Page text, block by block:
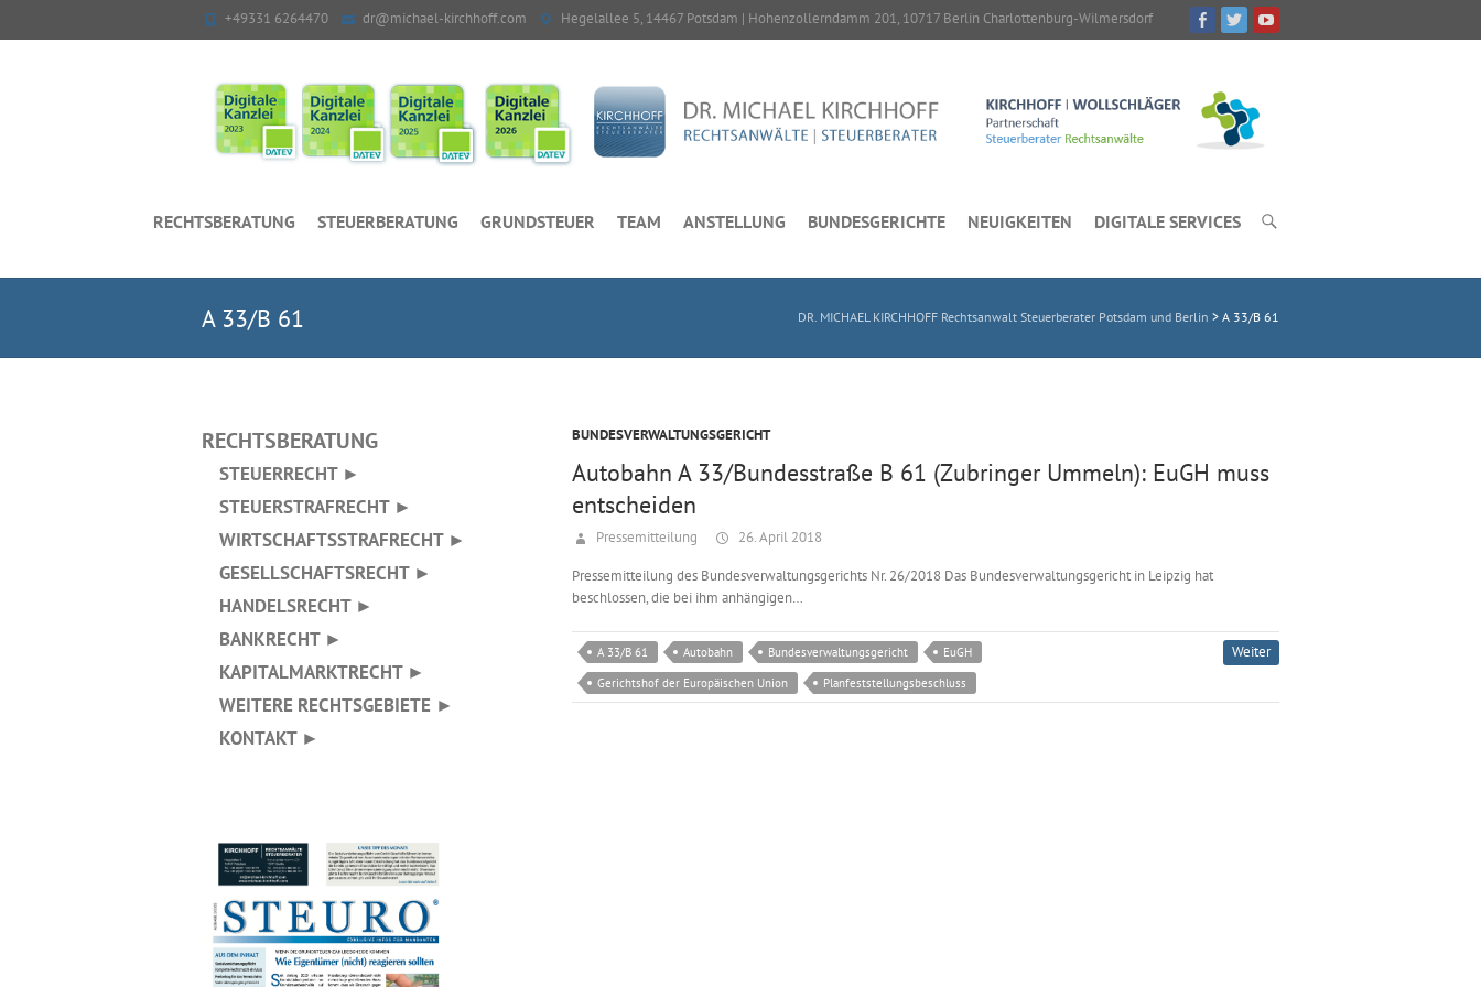
+49331 6264470 dr@michael-kirchhoff.com Hegelallee 5, 14467 Potsdam | Hohenzollerndamm 201, 10717 Berlin Charlottenburg-Wilmersdorf
RECHTSBERATUNG STEUERBERATUNG GRUNDSTEUER TEAM ANSTELLUNG BUNDESGERICHTE NEUIGKEITEN DIGITALE SERVICES
DR. MICHAEL KIRCHHOFF Rechtsanwalt Steuerberater Potsdam und Berlin > A 33/B 61
A 33/B 61
BUNDESVERWALTUNGSGERICHT
Autobahn A 33/Bundesstraße B 61 (Zubringer Ummeln): EuGH muss
entscheiden
Pressemitteilung 26. April 2018
Pressemitteilung des Bundesverwaltungsgerichts Nr. 26/2018 Das Bundesverwaltungsgericht in Leipzig hat
beschlossen, die bei ihm anhängigen…
A 33/B 61 Autobahn Bundesverwaltungsgericht
EuGH
Gerichtshof der Europäischen Union
Planfeststellungsbeschluss
Weiter
RECHTSBERATUNG
STEUERRECHT ►
STEUERSTRAFRECHT ►
WIRTSCHAFTSSTRAFRECHT ►
GESELLSCHAFTSRECHT ►
HANDELSRECHT ►
BANKRECHT ►
KAPITALMARKTRECHT ►
WEITERE RECHTSGEBIETE ►
KONTAKT ►